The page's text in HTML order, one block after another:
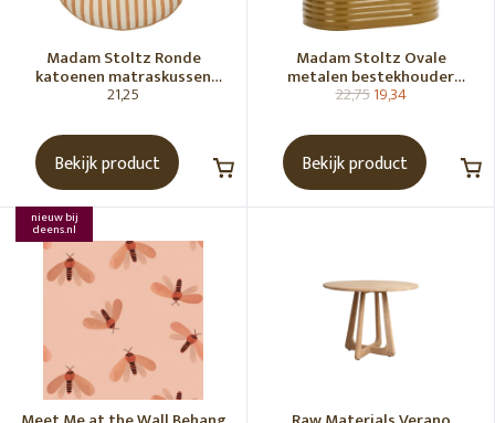
Madam Stoltz Ronde
katoenen matraskussen
Gebroken wit, donkere
21,25
Bekijk product
Madam Stoltz Ovale
metalen bestekhouder
Tapenade
22,7519,34
Bekijk product
nieuw bij
deens.nl